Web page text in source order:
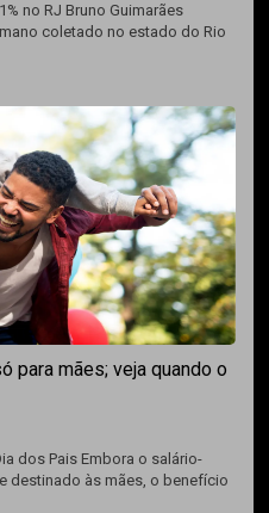
no RJ Bruno Guimarães
coletado no estado do Rio
para mães; veja quando o
dos Pais Embora o salário-
destinado às mães, o benefício